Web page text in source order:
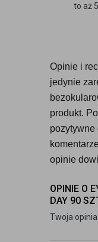
to aż
Opinie i
jedynie
produkt.
pozytywne
opinie
OPINIE O
DAY 90
Twoja